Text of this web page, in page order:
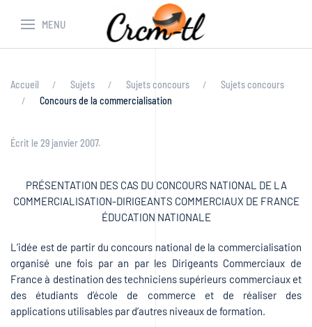
MENU
Accueil Sujets Sujets concours
Sujets concours
Concours de la commercialisation
Écrit le 29 janvier 2007.
PRÉSENTATION DES CAS DU CONCOURS NATIONAL DE LA
COMMERCIALISATION-DIRIGEANTS COMMERCIAUX DE FRANCE
ÉDUCATION NATIONALE
L’idée est de partir du concours national de la commercialisation
organisé une fois par an par les Dirigeants Commerciaux de
France à destination des techniciens supérieurs commerciaux et
des étudiants d’école de commerce et de réaliser des
applications utilisables par d’autres niveaux de formation.